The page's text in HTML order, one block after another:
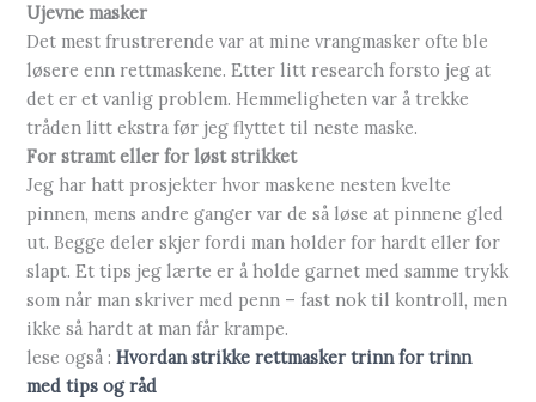
Ujevne masker
Det mest frustrerende var at mine vrangmasker ofte ble
løsere enn rettmaskene. Etter litt research forsto jeg at
det er et vanlig problem. Hemmeligheten var å trekke
tråden litt ekstra før jeg flyttet til neste maske.
For stramt eller for løst strikket
Jeg har hatt prosjekter hvor maskene nesten kvelte
pinnen, mens andre ganger var de så løse at pinnene gled
ut. Begge deler skjer fordi man holder for hardt eller for
slapt. Et tips jeg lærte er å holde garnet med samme trykk
som når man skriver med penn – fast nok til kontroll, men
ikke så hardt at man får krampe.
lese også :Hvordan strikke rettmasker trinn for trinn
med tips og råd